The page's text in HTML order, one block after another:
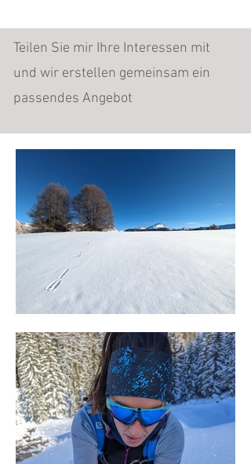
Teilen Sie mir Ihre Interessen mit
und wir erstellen gemeinsam ein
passendes Angebot